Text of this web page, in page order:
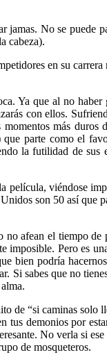
No se puede
cabeza).
en su
Ya que al no
con ellos.
más
parte como el
la futilidad de sus
viéndose
son 50 así que
afean el tiempo
imposible. Pero es
bien podría
sabes que no
de “si caminas
demonios por
No verla si
de mosqueteros.